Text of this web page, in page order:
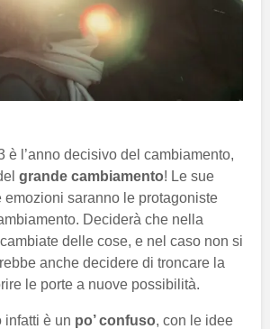
è l’anno decisivo del cambiamento,
grande cambiamento! Le sue
emozioni saranno le protagoniste
Deciderà che nella
delle cose, e nel caso non si
anche decidere di troncare la
le porte a nuove possibilità.
infatti è un po’ confuso, con le idee